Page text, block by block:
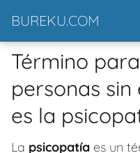
BUREKU.COM
Término
personas sin
es la
La psicopatía es un